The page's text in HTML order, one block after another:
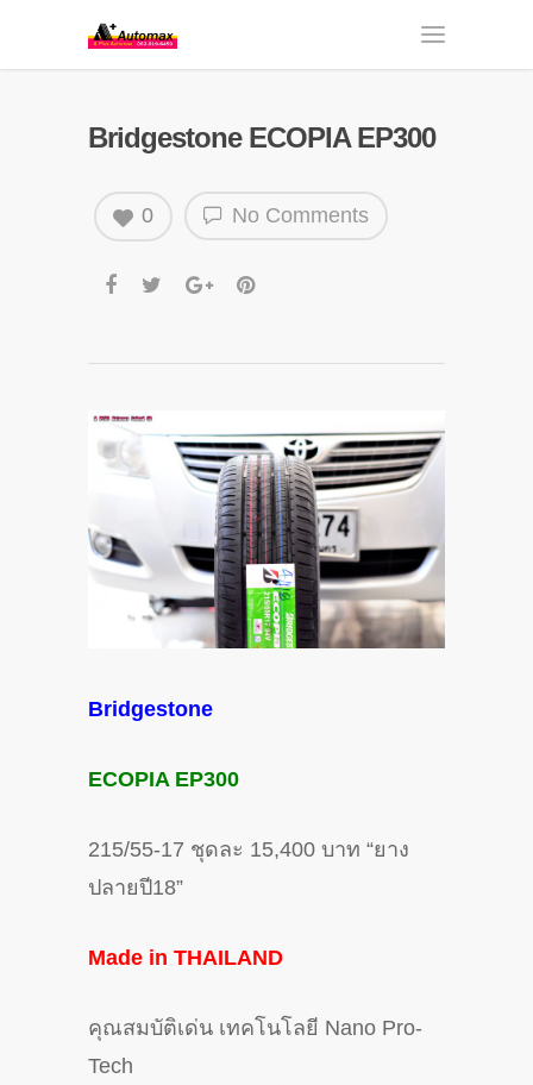
Bridgestone ECOPIA EP300
No Comments
0
Bridgestone
ECOPIA EP300
215/55-17 ชุดละ 15,400 บาท “ยาง
ปลายปี18”
Made in THAILAND
คุณสมบัติเด่น เทคโนโลยี Nano Pro-
Tech